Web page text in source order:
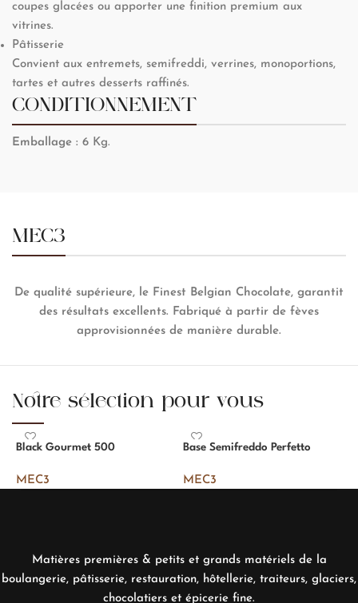
coupes glacées ou apporter une finition premium aux
vitrines.
Pâtisserie
Convient aux entremets, semifreddi, verrines, monoportions,
tartes et autres desserts raffinés.
CONDITIONNEMENT
Emballage : 6 Kg.
MEC3
De qualité supérieure, le Finest Belgian Chocolate, garantit
des résultats excellents. Fabriqué à partir de fèves
approvisionnées de manière durable.
Notre sélection pour vous
Black Gourmet 500
MEC3
Base Semifreddo Perfetto
MEC3
Matières premières & petits et grands matériels de la
boulangerie, pâtisserie, restauration, hôtellerie, traiteurs, glaciers,
chocolatiers et épicerie fine.